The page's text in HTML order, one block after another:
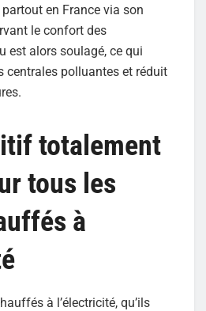
en France via son
le confort des
est alors soulagé, ce qui
centrales polluantes et réduit
totalement
tous les
à
à l’électricité, qu’ils